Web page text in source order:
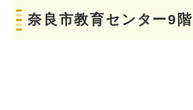
奈良市教育センター9階